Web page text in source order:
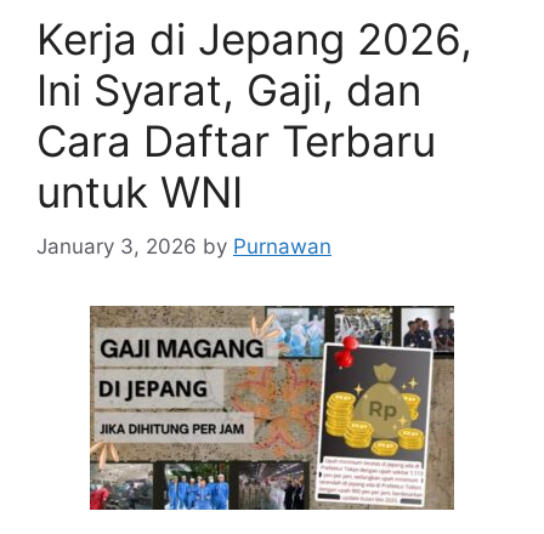
Kerja di Jepang 2026,
Ini Syarat, Gaji, dan
Cara Daftar Terbaru
untuk WNI
January 3, 2026 by Purnawan